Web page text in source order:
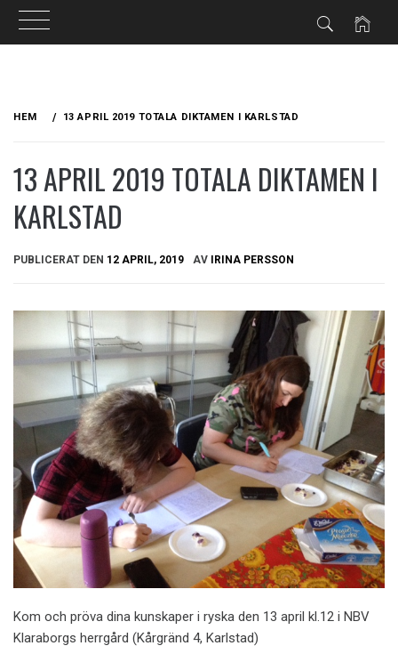
HEM 13 APRIL 2019 TOTALA DIKTAMEN I KARLSTAD
13 APRIL 2019 TOTALA DIKTAMEN I
KARLSTAD
PUBLICERAT DEN 12 APRIL, 2019 AV IRINA PERSSON
Kom och pröva dina kunskaper i ryska den 13 april kl.12 i NBV
Klaraborgs herrgård (Kårgränd 4, Karlstad)